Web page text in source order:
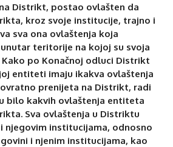
Distrikt, postao ovlašten da
kroz svoje institucije, trajno i
sva ona ovlaštenja koja
teritorije na kojoj su svoja
po Konačnoj odluci Distrikt
entiteti imaju ikakva ovlaštenja
prenijeta na Distrikt, radi
bilo kakvih ovlaštenja entiteta
Sva ovlaštenja u Distriktu
njegovim institucijama, odnosno
i njenim institucijama, kao